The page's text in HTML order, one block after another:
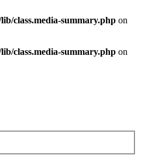
class.media-summary.php on
class.media-summary.php on